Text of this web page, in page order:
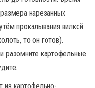
нарезанных
прокалывания вилкой
то он готов).
разомните картофельные